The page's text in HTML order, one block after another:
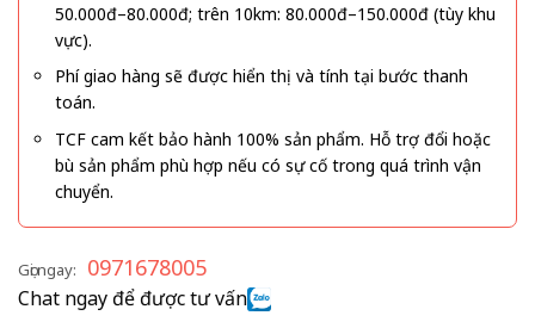
50.000đ–80.000đ; trên 10km: 80.000đ–150.000đ (tùy khu
vực).
Phí giao hàng sẽ được hiển thị và tính tại bước thanh
toán.
TCF cam kết bảo hành 100% sản phẩm. Hỗ trợ đổi hoặc
bù sản phẩm phù hợp nếu có sự cố trong quá trình vận
chuyển.
Gọi ngay: 0971678005
Chat ngay để được tư vấn